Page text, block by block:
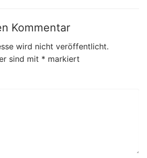
Kommentar
wird nicht veröffentlicht.
sind mit * markiert